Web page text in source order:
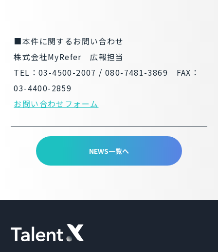
■本件に関するお問い合わせ
株式会社MyRefer 広報担当
TEL：03-4500-2007 / 080-7481-3869 FAX：
03-4400-2859
お問い合わせフォーム
NEWS一覧へ